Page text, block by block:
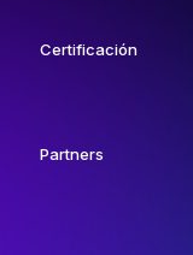
Certificación
Partners